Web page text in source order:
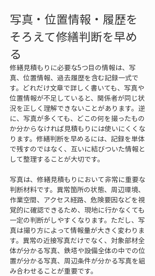
写真・位置情報・履歴を
そろえて修繕判断を早め
る
修繕見積もりに必要な5つ目の情報は、写
真、位置情報、過去履歴を含む記録一式で
す。どれだけ文章で詳しく書いても、写真や
位置情報が不足していると、関係者が同じ状
況を正しく理解できないことがあります。逆
に、写真が多くても、どこの何を撮ったもの
か分からなければ見積もりには使いにくくな
ります。修繕判断を早めるには、記録を単体
で残すのではなく、互いに結びついた情報と
して整理することが大切です。
写真は、修繕見積もりにおいて非常に重要な
判断材料です。異常箇所の状態、周辺環境、
作業空間、アクセス経路、危険要因などを視
覚的に確認できるため、現地に行かなくても
一定の判断がしやすくなります。ただし、写
真は撮り方によって情報量が大きく変わりま
す。異常の近接写真だけでなく、対象部材全
体が分かる写真、鉄塔や設備全体の中での位
置が分かる写真、周辺条件が分かる写真を組
み合わせることが重要です。